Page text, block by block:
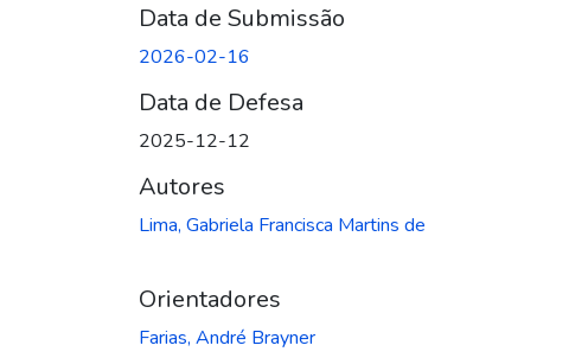
Data de Submissão
2026-02-16
Data de Defesa
2025-12-12
Autores
Lima, Gabriela Francisca Martins de
Orientadores
Farias, André Brayner